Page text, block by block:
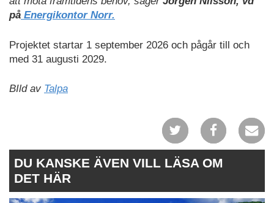
på Energikontor Norr.
Projektet startar 1 september 2026 och pågår till och
med 31 augusti 2029.
BIld av Talpa
DU KANSKE ÄVEN VILL LÄSA OM
DET HÄR